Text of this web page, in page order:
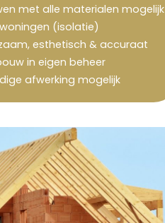
met alle materialen mogelijk
(isolatie)
esthetisch & accuraat
in eigen beheer
afwerking mogelijk